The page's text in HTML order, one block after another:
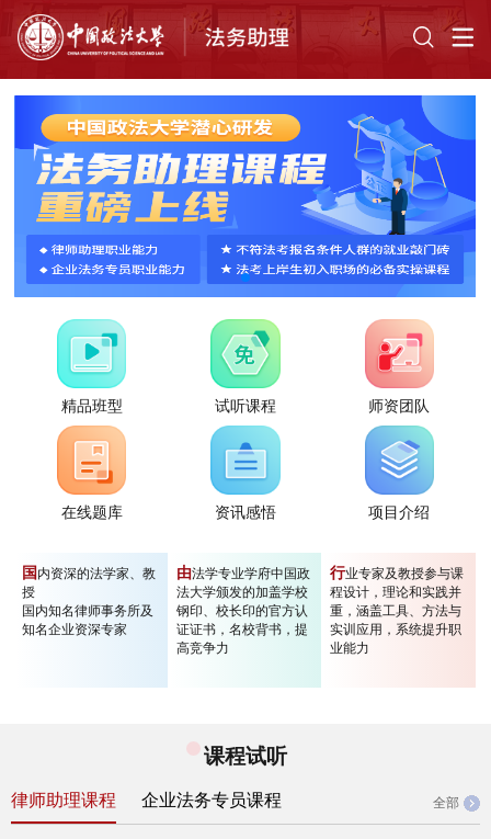
精品班型 试听课程 师资团队
在线题库 资讯感悟 项目介绍
国 内资深的法学家、教
授
国内知名律师事务所及
知名企业资深专家
由法学专业学府中国政
法大学颁发的加盖学校
钢印、校长印的官方认
证证书，名校背书，提
高竞争力
行业专家及教授参与课
程设计，理论和实践并
重，涵盖工具、方法与
实训应用，系统提升职
业能力
课程试听
律师助理课程 企业法务专员课程 全部